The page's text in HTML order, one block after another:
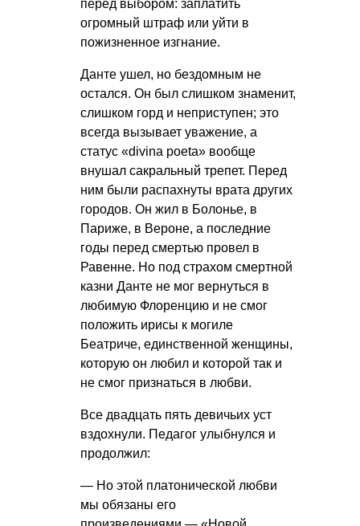
перед выбором: заплатить
огромный штраф или уйти в
пожизненное изгнание.
Данте ушел, но бездомным не
остался. Он был слишком знаменит,
слишком горд и неприступен; это
всегда вызывает уважение, а
статус «divina poeta» вообще
внушал сакральный трепет. Перед
ним были распахнуты врата других
городов. Он жил в Болонье, в
Париже, в Вероне, а последние
годы перед смертью провел в
Равенне. Но под страхом смертной
казни Данте не мог вернуться в
любимую Флоренцию и не смог
положить ирисы к могиле
Беатриче, единственной женщины,
которую он любил и которой так и
не смог признаться в любви.
Все двадцать пять девичьих уст
вздохнули. Педагог улыбнулся и
продолжил:
— Но этой платонической любви
мы обязаны его